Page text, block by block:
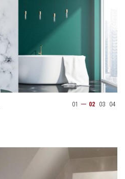
01 02 03 04